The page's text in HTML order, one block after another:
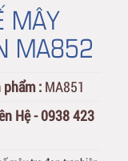
MÂY
MA852
phẩm : MA851
Hệ - 0938 423